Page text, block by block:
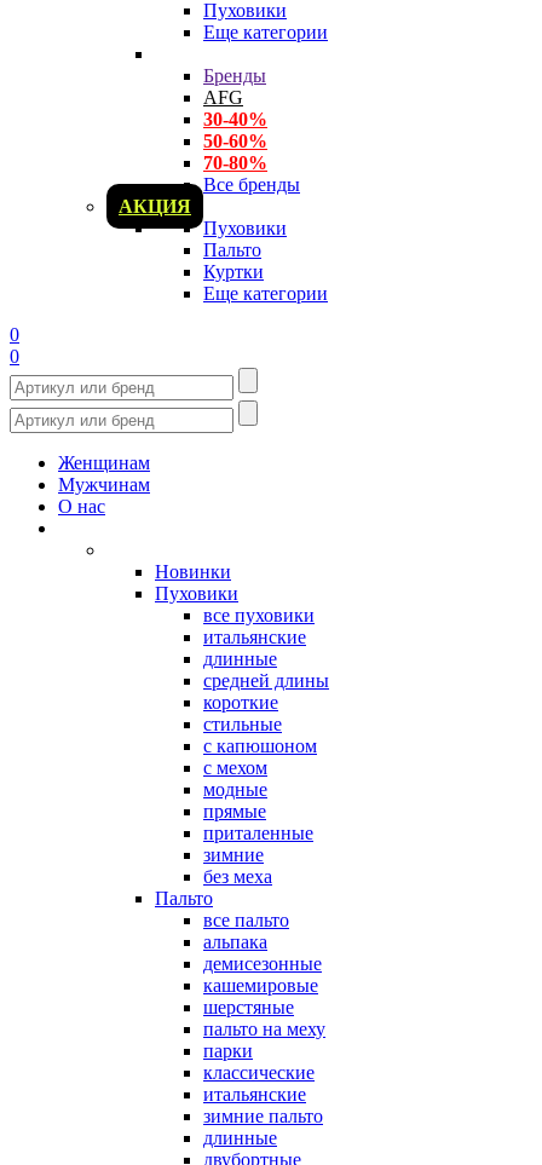
Пуховики
Еще категории
Бренды
AFG
30-40%
50-60%
70-80%
Все бренды
АКЦИЯ
Пуховики
Пальто
Куртки
Еще категории
0
0
Женщинам
Мужчинам
О нас
Новинки
Пуховики
все пуховики
итальянские
длинные
средней длины
короткие
стильные
с капюшоном
с мехом
модные
прямые
приталенные
зимние
без меха
Пальто
все пальто
альпака
демисезонные
кашемировые
шерстяные
пальто на меху
парки
классические
итальянские
зимние пальто
длинные
двубортные